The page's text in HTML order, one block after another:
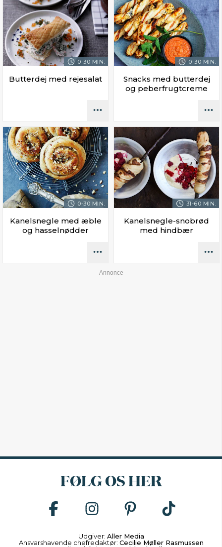
0-30 MIN.
Butterdej med rejesalat
0-30 MIN.
Snacks med butterdej
og peberfrugtcreme
0-30 MIN.
Kanelsnegle med æble
og hasselnødder
31-60 MIN.
Kanelsnegle-snobrød
med hindbær
FØLG OS HER
Udgiver: Aller Media
Ansvarshavende chefredaktør: Cecilie Møller Rasmussen